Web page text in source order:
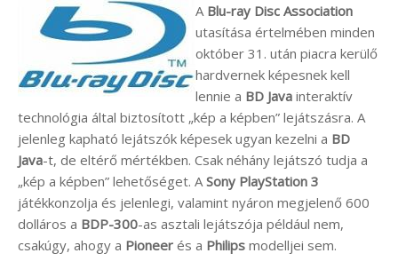
A Blu-ray Disc Association
utasítása értelmében minden
október 31. után piacra kerülő
hardvernek képesnek kell
lennie a BD Java interaktív
technológia által biztosított „kép a képben” lejátszásra. A
jelenleg kapható lejátszók képesek ugyan kezelni a BD
Java-t, de eltérő mértékben. Csak néhány lejátszó tudja a
„kép a képben” lehetőséget. A Sony PlayStation 3
játékkonzolja és jelenlegi, valamint nyáron megjelenő 600
dolláros a BDP-300-as asztali lejátszója például nem,
csakúgy, ahogy a Pioneer és a Philips modelljei sem.